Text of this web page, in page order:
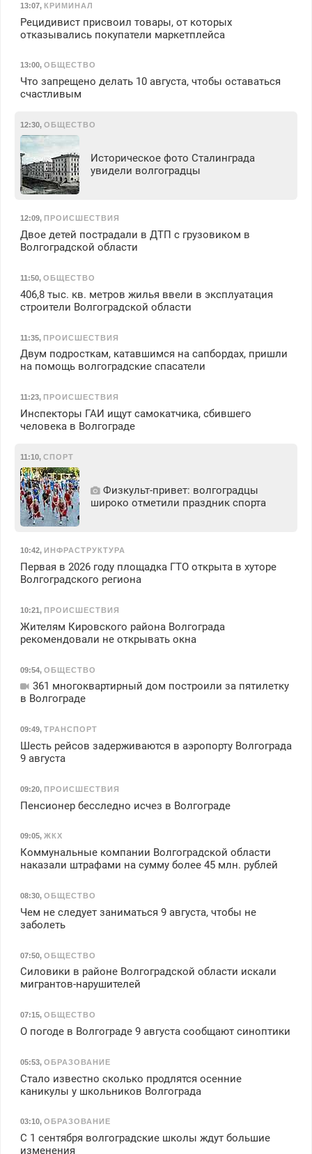
13:07, КРИМИНАЛ
Рецидивист присвоил товары, от которых
отказывались покупатели маркетплейса
13:00, ОБЩЕСТВО
Что запрещено делать 10 августа, чтобы оставаться
счастливым
12:30, ОБЩЕСТВО
Историческое фото Сталинграда
увидели волгоградцы
12:09, ПРОИСШЕСТВИЯ
Двое детей пострадали в ДТП с грузовиком в
Волгоградской области
11:50, ОБЩЕСТВО
406,8 тыс. кв. метров жилья ввели в эксплуатация
строители Волгоградской области
11:35, ПРОИСШЕСТВИЯ
Двум подросткам, катавшимся на сапбордах, пришли
на помощь волгоградские спасатели
11:23, ПРОИСШЕСТВИЯ
Инспекторы ГАИ ищут самокатчика, сбившего
человека в Волгограде
11:10, СПОРТ
Физкульт‑привет: волгоградцы
широко отметили праздник спорта
10:42, ИНФРАСТРУКТУРА
Первая в 2026 году площадка ГТО открыта в хуторе
Волгоградского региона
10:21, ПРОИСШЕСТВИЯ
Жителям Кировского района Волгограда
рекомендовали не открывать окна
09:54, ОБЩЕСТВО
361 многоквартирный дом построили за пятилетку
в Волгограде
09:49, ТРАНСПОРТ
Шесть рейсов задерживаются в аэропорту Волгограда
9 августа
09:20, ПРОИСШЕСТВИЯ
Пенсионер бесследно исчез в Волгограде
09:05, ЖКХ
Коммунальные компании Волгоградской области
наказали штрафами на сумму более 45 млн. рублей
08:30, ОБЩЕСТВО
Чем не следует заниматься 9 августа, чтобы не
заболеть
07:50, ОБЩЕСТВО
Силовики в районе Волгоградской области искали
мигрантов-нарушителей
07:15, ОБЩЕСТВО
О погоде в Волгограде 9 августа сообщают синоптики
05:53, ОБРАЗОВАНИЕ
Стало известно сколько продлятся осенние
каникулы у школьников Волгограда
03:10, ОБРАЗОВАНИЕ
С 1 сентября волгоградские школы ждут большие
изменения